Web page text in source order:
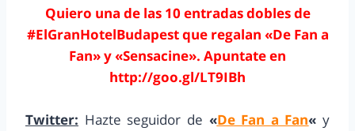
Quiero una de las 10 entradas dobles de
#ElGranHotelBudapest que regalan «De Fan a
Fan» y «Sensacine». Apuntate en
http://goo.gl/LT9IBh
Twitter: Hazte seguidor de «De Fan a Fan« y